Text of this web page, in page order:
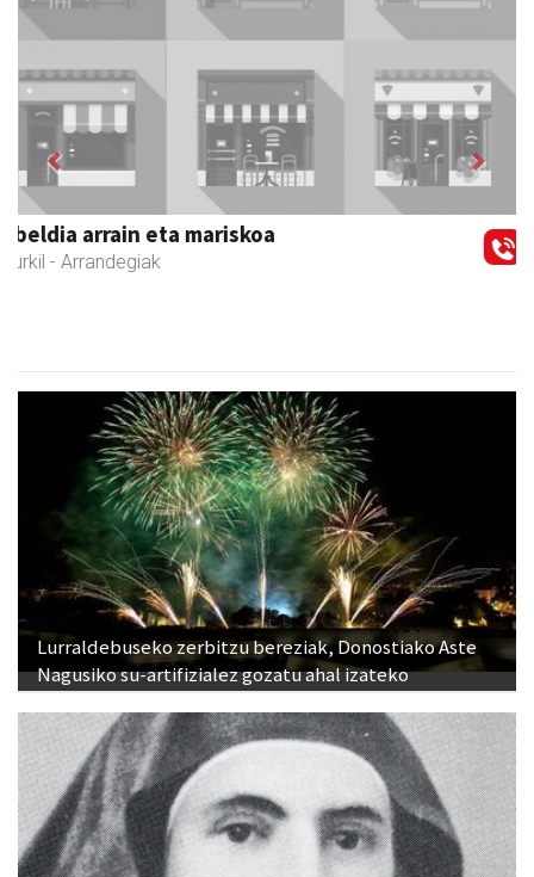
Zizurkilgo Udala
Zizurkil - Udaletxeak
Previous Next
Lurraldebuseko zerbitzu bereziak, Donostiako Aste
Nagusiko su-artifizialez gozatu ahal izateko